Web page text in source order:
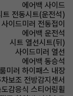
에어백 사이드
트 전동시트(운전석)
사이드미러 전동접이
에어백 운전석
시트 열선시트(뒤)
사이드미러 열선
에어백 동승석
룸미러 하이패스 내장
보조 전방감지센서
감응식 스티어링휠